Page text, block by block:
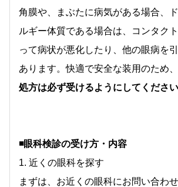
角膜や、まぶたに病気がある場合、
ルギー体質である場合は、コンタク
って病状が悪化したり、他の眼病を
あります。快適で安全な装用のため、
処方は必ず受けるようにしてください
◾️眼科検診の受け方・内容
1. 近くの眼科を探す
まずは、お近くの眼科にお問い合わ